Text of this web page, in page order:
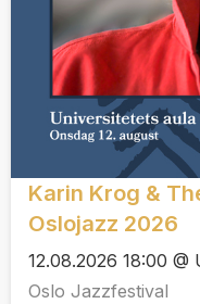
Karin Krog &
Oslojazz 2026
12.08.2026 18:00 @
Oslo Jazzfestival